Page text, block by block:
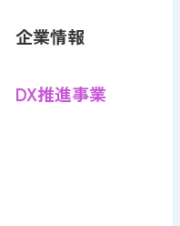
企業情報
DX推進事業